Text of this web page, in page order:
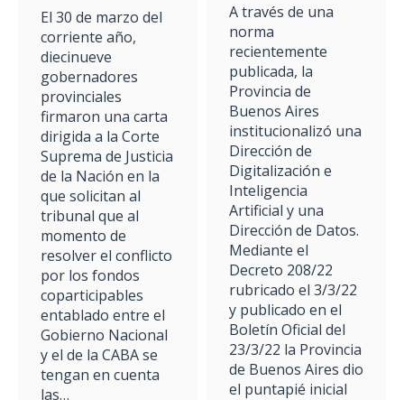
El 30 de marzo del
corriente año,
diecinueve
gobernadores
provinciales
firmaron una carta
dirigida a la Corte
Suprema de Justicia
de la Nación en la
que solicitan al
tribunal que al
momento de
resolver el conflicto
por los fondos
coparticipables
entablado entre el
Gobierno Nacional
y el de la CABA se
tengan en cuenta
las…
A través de una
norma
recientemente
publicada, la
Provincia de
Buenos Aires
institucionalizó una
Dirección de
Digitalización e
Inteligencia
Artificial y una
Dirección de Datos.
Mediante el
Decreto 208/22
rubricado el 3/3/22
y publicado en el
Boletín Oficial del
23/3/22 la Provincia
de Buenos Aires dio
el puntapié inicial